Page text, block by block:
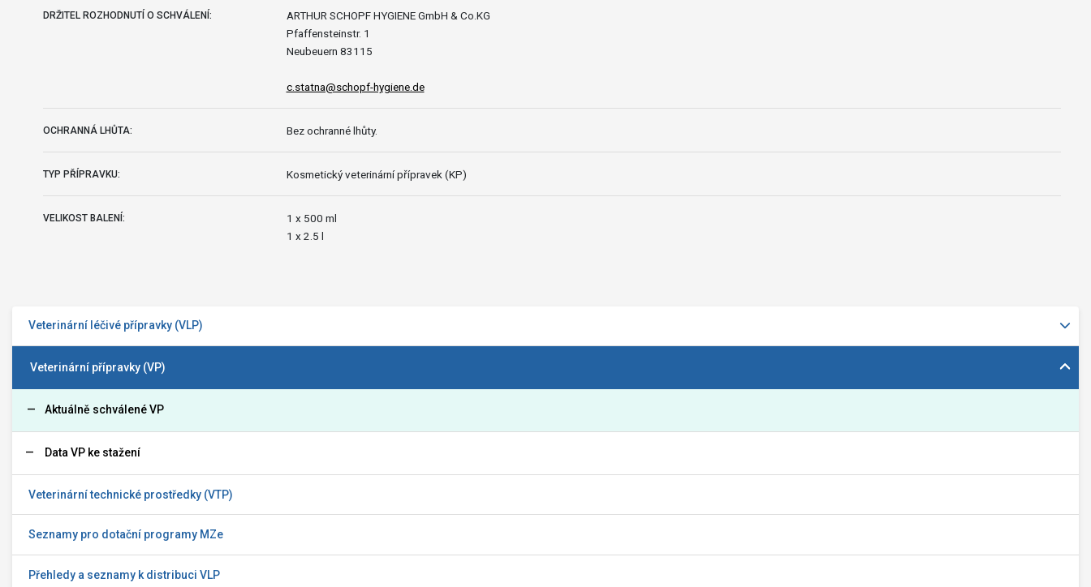
Veterinární léčivé přípravky (VLP)
Veterinární přípravky (VP)
Aktuálně schválené VP
Data VP ke stažení
Veterinární technické prostředky (VTP)
Seznamy pro dotační programy MZe
Přehledy a seznamy k distribuci VLP
DRŽITEL ROZHODNUTÍ O SCHVÁLENÍ:
ARTHUR SCHOPF HYGIENE GmbH & Co.KG
Pfaffensteinstr. 1
Neubeuern 83115
c.statna@schopf-hygiene.de
OCHRANNÁ LHŮTA: Bez ochranné lhůty.
TYP PŘÍPRAVKU: Kosmetický veterinární přípravek (KP)
VELIKOST BALENÍ:
1 x 500 ml
1 x 2.5 l